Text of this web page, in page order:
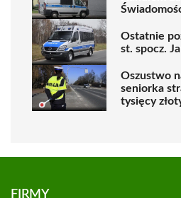
Ostatnie
st. spocz.
Oszustwo
seniorka
tysięcy
FIRMY